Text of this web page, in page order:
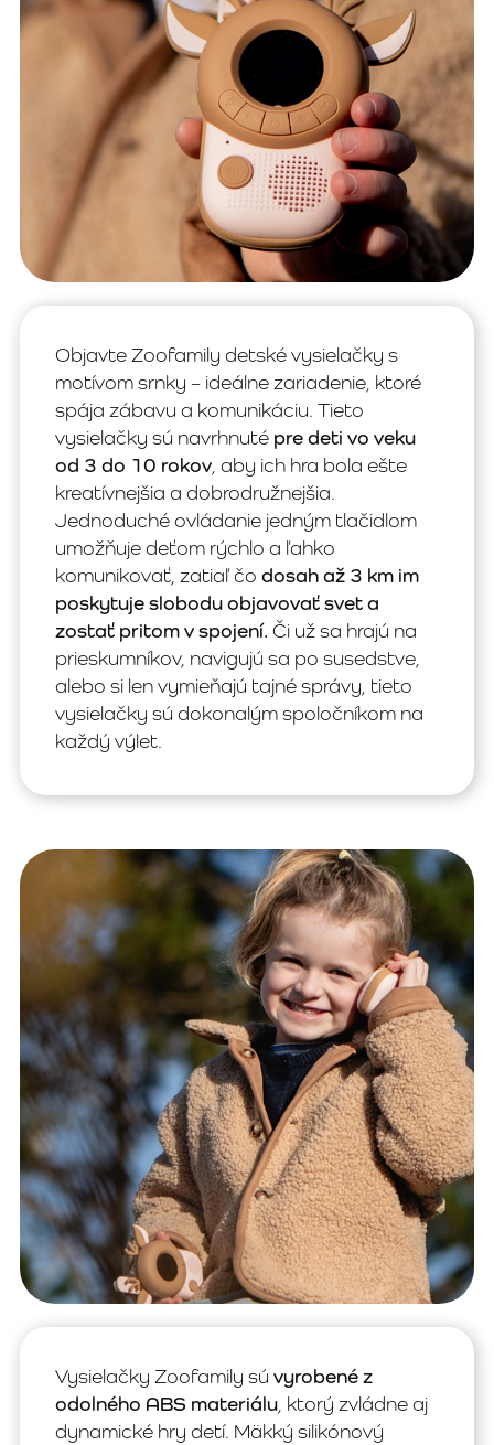
Objavte Zoofamily detské vysielačky s
motívom srnky – ideálne zariadenie, ktoré
spája zábavu a komunikáciu. Tieto
vysielačky sú navrhnuté pre deti vo veku
od 3 do 10 rokov , aby ich hra bola ešte
kreatívnejšia a dobrodružnejšia.
Jednoduché ovládanie jedným tlačidlom
umožňuje deťom rýchlo a ľahko
komunikovať, zatiaľ čo dosah až 3 km im
poskytuje slobodu objavovať svet a
zostať pritom v spojení. Či už sa hrajú na
prieskumníkov, navigujú sa po susedstve,
alebo si len vymieňajú tajné správy, tieto
vysielačky sú dokonalým spoločníkom na
každý výlet.
Vysielačky Zoofamily sú vyrobené z
odolného ABS materiálu , ktorý zvládne aj
dynamické hry detí. Mäkký silikónový